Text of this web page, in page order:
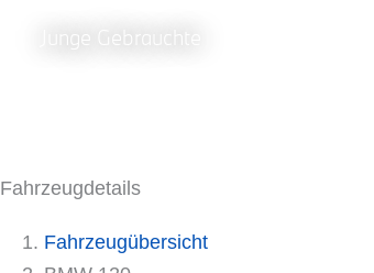
Junge Gebrauchte
Fahrzeugdetails
Fahrzeugübersicht